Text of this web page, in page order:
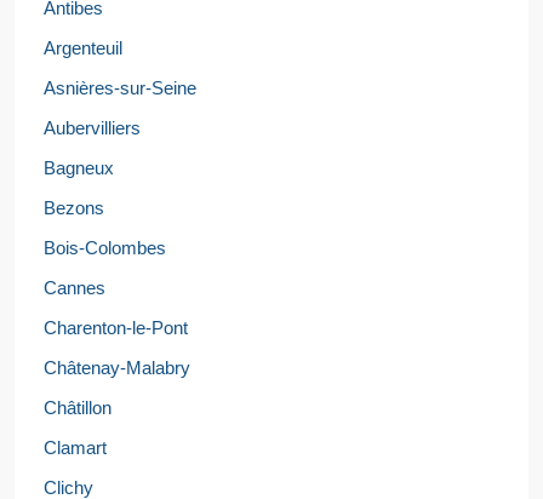
Antibes
Argenteuil
Asnières-sur-Seine
Aubervilliers
Bagneux
Bezons
Bois-Colombes
Cannes
Charenton-le-Pont
Châtenay-Malabry
Châtillon
Clamart
Clichy